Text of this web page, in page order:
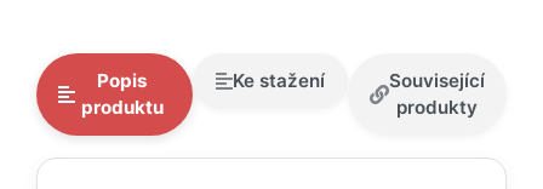
Popis
produktu
Ke stažení
Související
produkty